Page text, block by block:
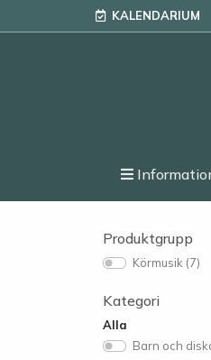
KALENDARIUM
Produktgrupp
Körmusik (7)
Kategori
Alla
Barn och